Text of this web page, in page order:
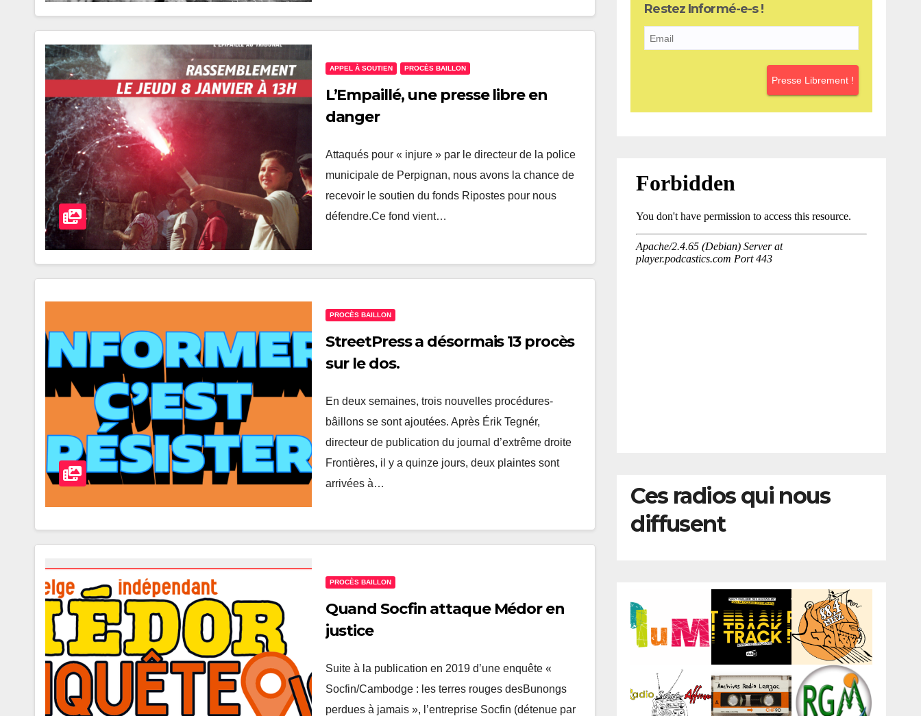
APPEL À SOUTIEN PROCÈS BAILLON
L’Empaillé, une presse libre en
danger
Attaqués pour « injure » par le directeur de la police
municipale de Perpignan, nous avons la chance de
recevoir le soutien du fonds Ripostes pour nous
défendre.Ce fond vient…
PROCÈS BAILLON
StreetPress a désormais 13 procès
sur le dos.
En deux semaines, trois nouvelles procédures-
bâillons se sont ajoutées. Après Érik Tegnér,
directeur de publication du journal d’extrême droite
Frontières, il y a quinze jours, deux plaintes sont
arrivées à…
PROCÈS BAILLON
Quand Socfin attaque Médor en
justice
Suite à la publication en 2019 d’une enquête «
Socfin/Cambodge : les terres rouges desBunongs
perdues à jamais », l’entreprise Socfin (détenue par
Restez Informé-e-s !
Ces radios qui nous
diffusent